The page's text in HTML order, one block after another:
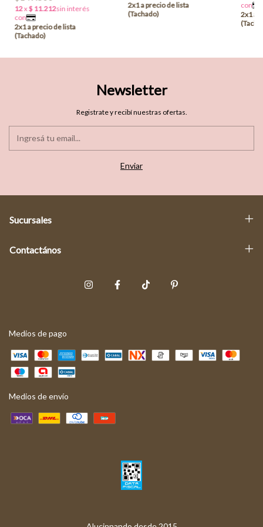
Newsletter
Registrate y recibí nuestras ofertas.
Sucursales
Contactános
Medios de pago
Medios de envío